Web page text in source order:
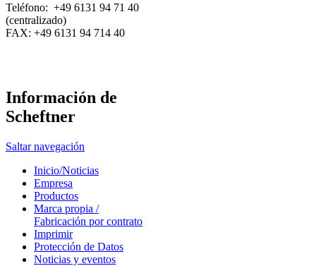
Teléfono: +49 6131 94 71 40
(centralizado)
FAX: +49 6131 94 714 40
Información de
Scheftner
Saltar navegación
Inicio/Noticias
Empresa
Productos
Marca propia /
Fabricación por contrato
Imprimir
Protección de Datos
Noticias y eventos